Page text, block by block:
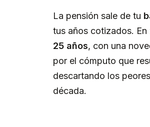
La pensión sale de tu
tus años cotizados.
25 años, con una
por el cómputo que
descartando los
década.